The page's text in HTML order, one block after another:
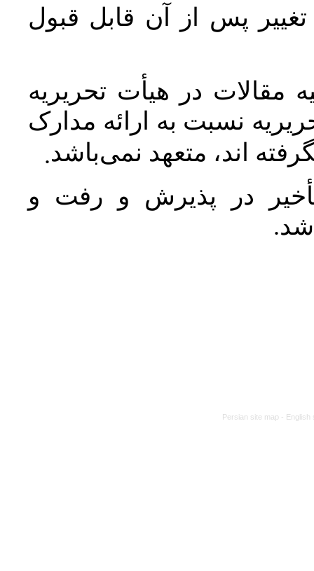
پس از آن قابل قبول
مقالات در هیأت تحریریه
نسبت به ارائه مدارک
اند، متعهد نمی‌باشد.
در پذیرش و رفت و
شد.
Persian site map - English